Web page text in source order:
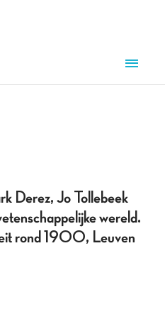
Derez, Jo Tollebeek
wereld.
rond 1900, Leuven